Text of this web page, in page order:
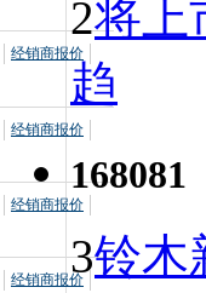
经销商报价
经销商报价
经销商报价
经销商报价
2将上
趋
168081
3铃木